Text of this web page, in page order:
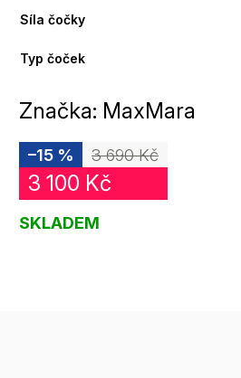
Síla čočky
Typ čoček
Značka: MaxMara
3 690 Kč
–15 %
3 100 Kč
SKLADEM